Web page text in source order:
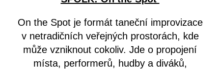
On the Spot je formát taneční improvizace
v netradičních veřejných prostorách, kde
může vzniknout cokoliv. Jde o propojení
místa, performerů, hudby a diváků,